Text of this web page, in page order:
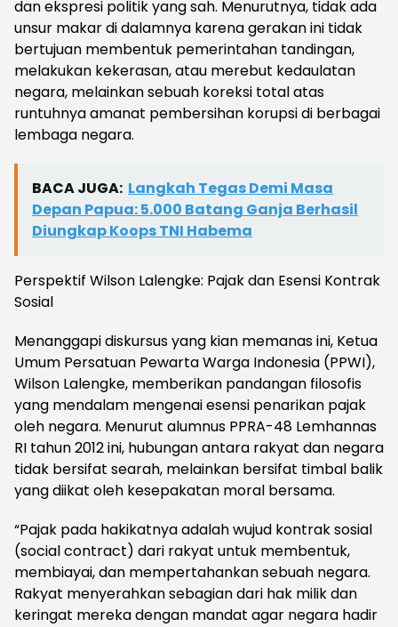
dan ekspresi politik yang sah. Menurutnya, tidak ada
unsur makar di dalamnya karena gerakan ini tidak
bertujuan membentuk pemerintahan tandingan,
melakukan kekerasan, atau merebut kedaulatan
negara, melainkan sebuah koreksi total atas
runtuhnya amanat pembersihan korupsi di berbagai
lembaga negara.
BACA JUGA: Langkah Tegas Demi Masa
Depan Papua: 5.000 Batang Ganja Berhasil
Diungkap Koops TNI Habema
Perspektif Wilson Lalengke: Pajak dan Esensi Kontrak
Sosial
Menanggapi diskursus yang kian memanas ini, Ketua
Umum Persatuan Pewarta Warga Indonesia (PPWI),
Wilson Lalengke, memberikan pandangan filosofis
yang mendalam mengenai esensi penarikan pajak
oleh negara. Menurut alumnus PPRA-48 Lemhannas
RI tahun 2012 ini, hubungan antara rakyat dan negara
tidak bersifat searah, melainkan bersifat timbal balik
yang diikat oleh kesepakatan moral bersama.
“Pajak pada hakikatnya adalah wujud kontrak sosial
(social contract) dari rakyat untuk membentuk,
membiayai, dan mempertahankan sebuah negara.
Rakyat menyerahkan sebagian dari hak milik dan
keringat mereka dengan mandat agar negara hadir